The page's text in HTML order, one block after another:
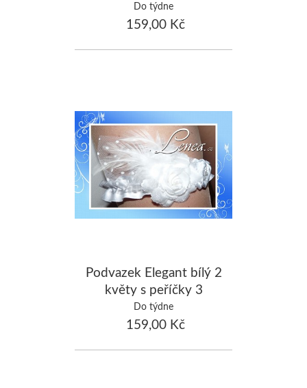
Do týdne
159,00 Kč
Podvazek Elegant bílý 2
květy s peříčky 3
Do týdne
159,00 Kč